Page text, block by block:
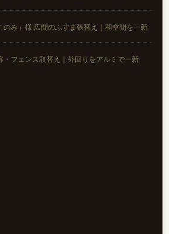
のみ」様 広間のふすま張替え｜和空間を一新
・フェンス取替え｜外回りをアルミで一新